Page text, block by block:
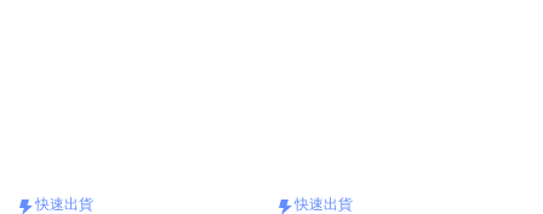
快速出貨 快速出貨